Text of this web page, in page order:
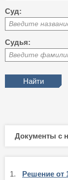
Суд:
Введите
Судья:
Введите
Документы с
1.
Решение от